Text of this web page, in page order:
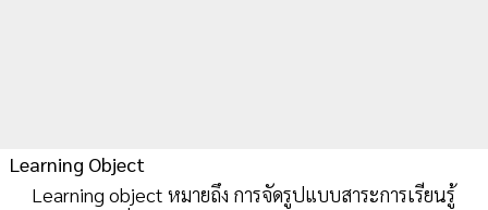
Learning Object
Learning object หมายถึง การจัดรูปแบบสาระการเรียนรู้